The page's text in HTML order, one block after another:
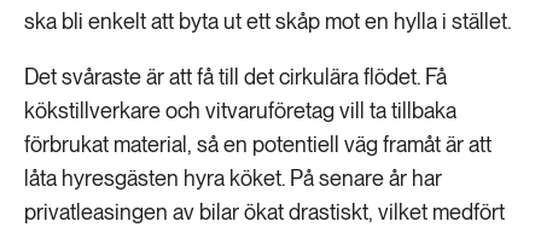
ska bli enkelt att byta ut ett skåp mot en hylla i stället.
Det svåraste är att få till det cirkulära flödet. Få
kökstillverkare och vitvaruföretag vill ta tillbaka
förbrukat material, så en potentiell väg framåt är att
låta hyresgästen hyra köket. På senare år har
privatleasingen av bilar ökat drastiskt, vilket medfört